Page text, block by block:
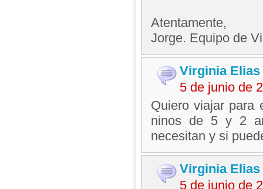
Atentamente,
Jorge. Equipo de
Virginia Elias
5 de junio de
Quiero viajar para
ninos de 5 y 2
necesitan y si
Virginia Elias
5 de junio de